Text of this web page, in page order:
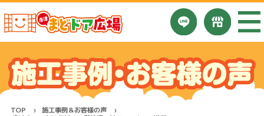
TOP
施工事例＆お客様の声